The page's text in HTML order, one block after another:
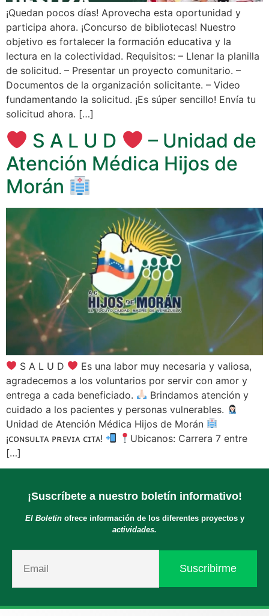
¡Quedan pocos días! Aprovecha esta oportunidad y
participa ahora. ¡Concurso de bibliotecas! Nuestro
objetivo es fortalecer la formación educativa y la
lectura en la colectividad. Requisitos: – Llenar la planilla
de solicitud. – Presentar un proyecto comunitario. –
Documentos de la organización solicitante. – Video
fundamentando la solicitud. ¡Es súper sencillo! Envía tu
solicitud ahora. […]
S A L U D
– Unidad de
Atención Médica Hijos de
Morán
S A L U D
Es una labor muy necesaria y valiosa,
agradecemos a los voluntarios por servir con amor y
entrega a cada beneficiado.
Brindamos atención y
cuidado a los pacientes y personas vulnerables.
Unidad de Atención Médica Hijos de Morán
¡ᴄᴏɴsᴜʟᴛᴀ ᴘʀᴇᴠɪᴀ ᴄɪᴛᴀ!
Ubicanos: Carrera 7 entre
[…]
¡Suscríbete a nuestro boletín informativo!
El Boletínofrece información de los diferentes proyectos y
actividades.